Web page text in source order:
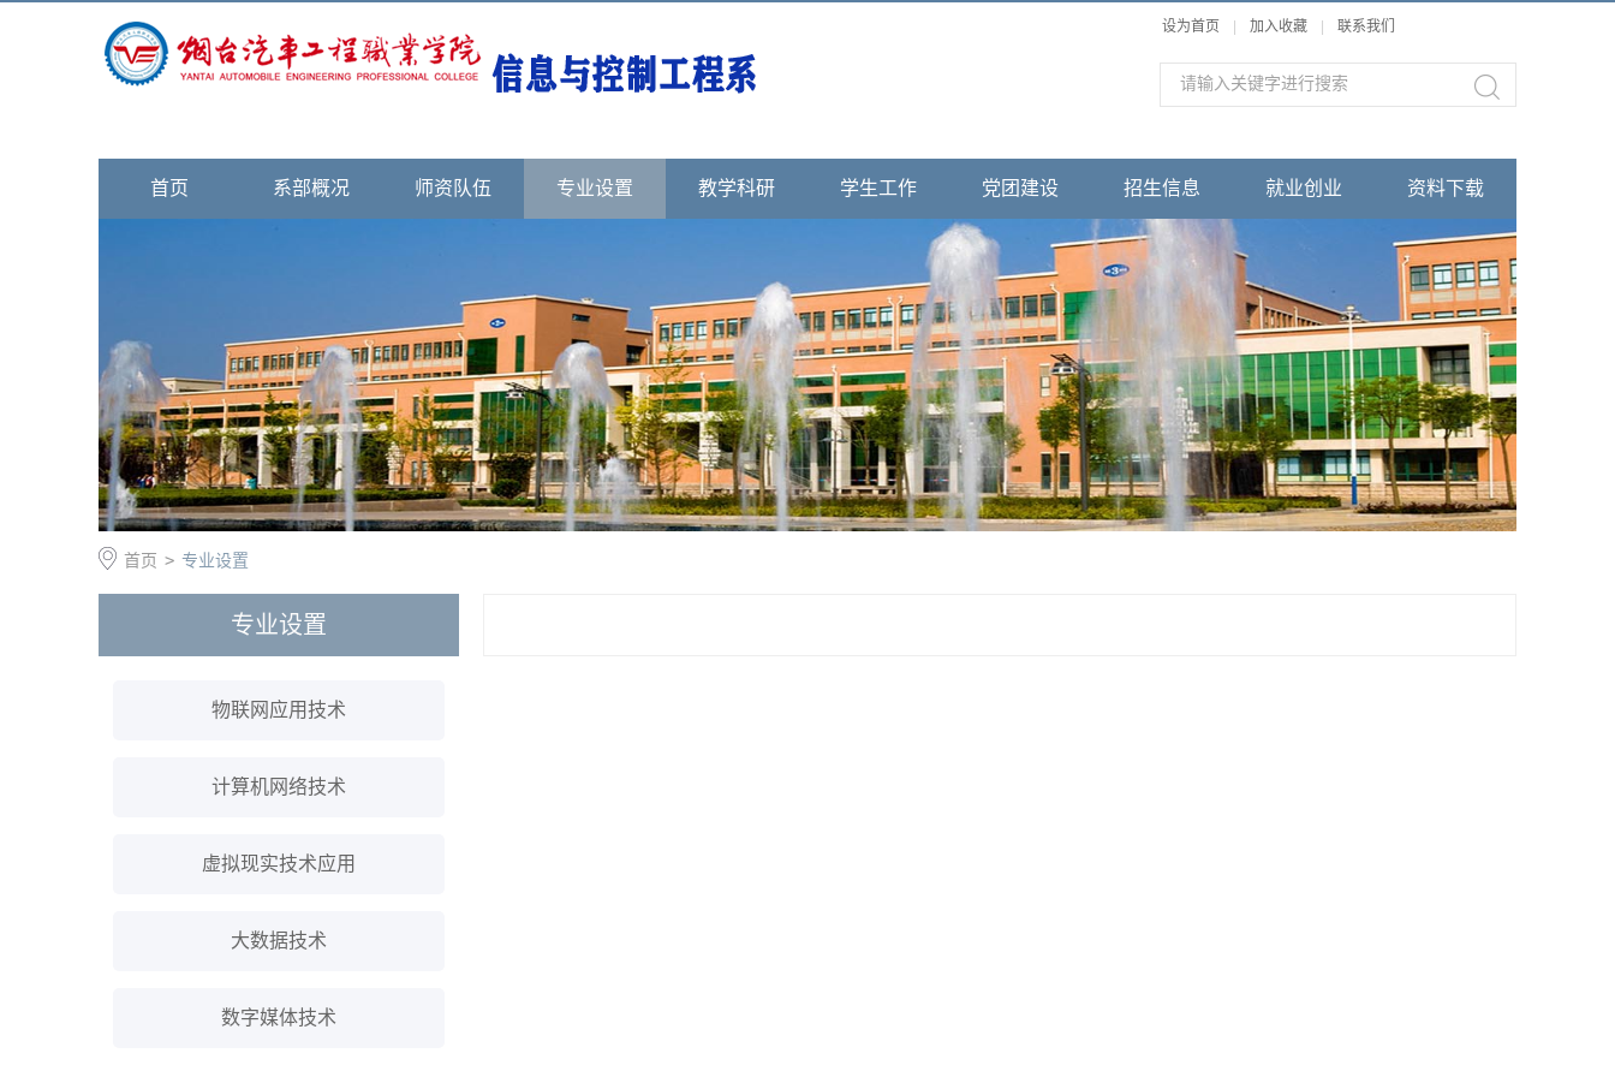
设为首页 加入收藏 联系我们
首页 系部概况 师资队伍 专业设置 教学科研 学生工作 党团建设 招生信息 就业创业 资料下载
首页 > 专业设置
专业设置
物联网应用技术
计算机网络技术
虚拟现实技术应用
大数据技术
数字媒体技术